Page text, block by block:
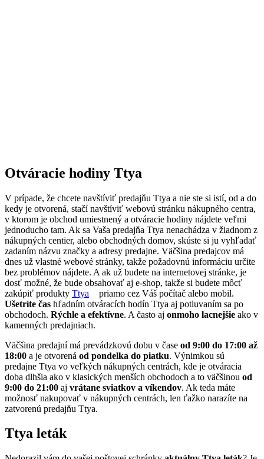
Otváracie hodiny Ttya
V prípade, že chcete navštíviť predajňu Ttya a nie ste si istí, od a do
kedy je otvorená, stačí navštíviť webovú stránku nákupného centra,
v ktorom je obchod umiestnený a otváracie hodiny nájdete veľmi
jednoducho tam. Ak sa Vaša predajňa Ttya nenachádza v žiadnom z
nákupných centier, alebo obchodných domov, skúste si ju vyhľadať
zadaním názvu značky a adresy predajne. Väčšina predajcov má
dnes už vlastné webové stránky, takže požadovnú informáciu určite
bez problémov nájdete. A ak už budete na internetovej stránke, je
dosť možné, že bude obsahovať aj e-shop, takže si budete môcť
zakúpiť produkty Ttya
priamo cez Váš počítač alebo mobil.
Ušetríte čas hľadním otváracích hodín Ttya aj potluvaním sa po
obchodoch. Rýchle a efektívne. A často aj onmoho lacnejšie ako v
kamenných predajniach.
Väčšina predajní má prevádzkovú dobu v čase od 9:00 do 17:00 až
18:00 a je otvorená od pondelka do piatku. Výnimkou sú
predajne Ttya vo veľkých nákupných centrách, kde je otváracia
doba dlhšia ako v klasických menších obchodoch a to väčšinou od
9:00 do 21:00 aj vrátane sviatkov a víkendov. Ak teda máte
možnosť nakupovať v nákupných centrách, len ťažko narazíte na
zatvorenú predajňu Ttya.
Ttya leták